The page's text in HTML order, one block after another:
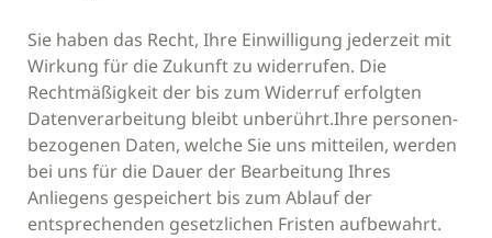
Sie haben das Recht, Ihre Einwilligung jederzeit mit
Wirkung für die Zukunft zu widerrufen. Die
Rechtmäßigkeit der bis zum Widerruf erfolgten
Datenverarbeitung bleibt unberührt.Ihre personen-
bezogenen Daten, welche Sie uns mitteilen, werden
bei uns für die Dauer der Bearbeitung Ihres
Anliegens gespeichert bis zum Ablauf der
entsprechenden gesetzlichen Fristen aufbewahrt.